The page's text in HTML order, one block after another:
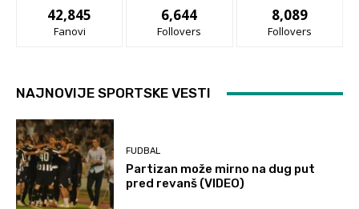
42,845
Fanovi
6,644
Follovers
8,089
Follovers
NAJNOVIJE SPORTSKE VESTI
FUDBAL
Partizan može mirno na dug put
pred revanš (VIDEO)